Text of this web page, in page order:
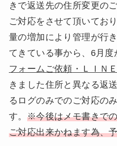
きで返送先の住所変更の
ご対応をさせて頂いてお
量の増加により管理が行
てきている事から、6月度
フォームご依頼・ＬＩＮＥ
きました住所と異なる返
るログのみでのご対応の
す。 ※今後はメモ書きで
ご対応出来かねます為、